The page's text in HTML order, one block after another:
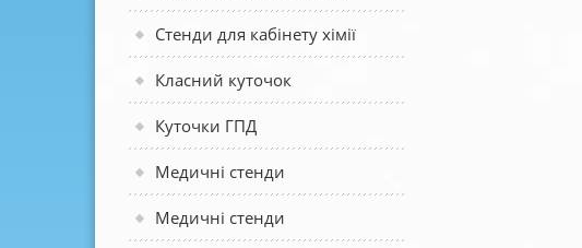
Стенди для кабінету хімії
Класний куточок
Куточки ГПД
Медичні стенди
Медичні стенди